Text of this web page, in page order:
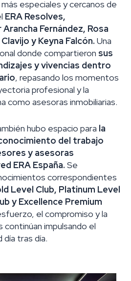
especiales y cercanos de
ERA Resolves,
Fernández, Rosa
y Keyna Falcón. Una
donde compartieron sus
y vivencias dentro
, repasando los momentos
profesional y la
como asesoras inmobiliarias.
hubo espacio para la
del trabajo
y asesoras
ERA España. Se
correspondientes
Level Club, Platinum Level
y Excellence Premium
el compromiso y la
continúan impulsando el
día tras día.